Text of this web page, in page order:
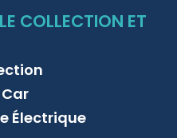
COLLECTION ET
Électrique